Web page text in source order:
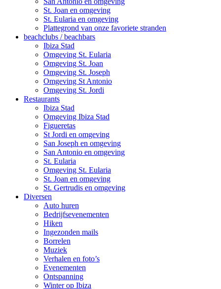
St. Joan en omgeving
St. Eularia en omgeving
Plattegrond van onze favoriete stranden
beachclubs / beachbars
Ibiza Stad
Omgeving St. Eularia
Omgeving St. Joan
Omgeving St. Joseph
Omgeving St Antonio
Omgeving St. Jordi
Restaurants
Ibiza Stad
Omgeving Ibiza Stad
Figueretas
St Jordi en omgeving
San Joseph en omgeving
San Antonio en omgeving
St. Eularia
Omgeving St. Eularia
St. Joan en omgeving
St. Gertrudis en omgeving
Diversen
Auto huren
Bedrijfsevenementen
Hiken
Ingezonden mails
Borrelen
Muziek
Verhalen en foto’s
Evenementen
Ontspanning
Winter op Ibiza